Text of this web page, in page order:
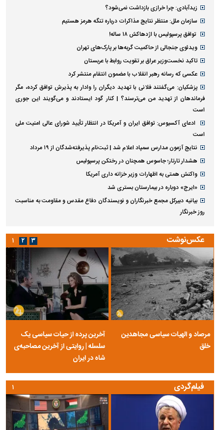
زیدآبادی: چرا خرازی بازداشت نمی‌شود؟
سازمان ملل: منتظر نتایج مذاکرات درباره تنگه هرمز هستیم
توافق پرسپولیس با اژدهاکش ۱۸ ساله!
ویدئوی جنجالی از حاکمیت گربه‌ها بر پارک‌های تهران
تاکید نخست‌وزیر عراق بر تقویت روابط با عربستان
عکسی که رسانه رهبر انقلاب با مضمون انتقام منتشر کرد
پزشکیان: می‌گفتند فلانی با تهدید دیگران را وادار به پذیرش توافق کرده، مگر
فرماندهان از تهدید من می‌ترسند؟ | کنار گود ایستادند و می‌گویند این جوری
است
ادعای آکسیوس: توافق ایران و آمریکا در انتظار تأیید شورای عالی امنیت ملی
است
نتایج آزمون مدارس سمپاد اعلام شد | ثبت‌نام پذیرفته‌شدگان از ۱۹ مرداد
هشدار تارتار؛ جاسوس همچنان در رختکن پرسپولیس
واکنش همتی به اظهارات وزیر خزانه داری آمریکا
«ایرج» دوباره در بیمارستان بستری شد
بیانیه دبیرکل مجمع خبرنگاران و نویسندگان دفاع مقدس و مقاومت به مناسبت
روز خبرنگار
عکس‌نوشت
مرصاد و الهیات سیاسی مجاهدین
خلق
آخرین پرده از حیات سیاسی یک
سلسله | روایتی از آخرین مصاحبه‌ی
شاه در ایران
۱ ۲ ۳
فیلم‌گردی ۱